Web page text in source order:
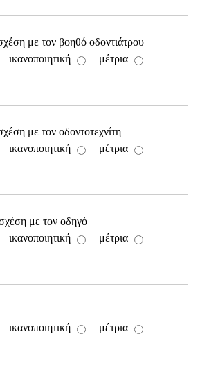
με τον βοηθό οδοντιάτρου
ικανοποιητική
μέτρια
με τον οδοντοτεχνίτη
ικανοποιητική
μέτρια
με τον οδηγό
ικανοποιητική
μέτρια
ικανοποιητική
μέτρια